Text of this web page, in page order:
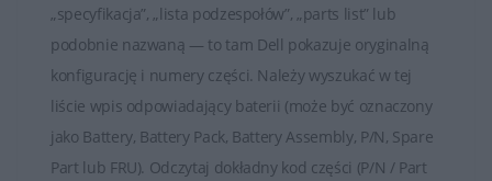
„specyfikacja”, „lista podzespołów”, „parts list” lub
podobnie nazwaną — to tam Dell pokazuje oryginalną
konfigurację i numery części. Należy wyszukać w tej
liście wpis odpowiadający baterii (może być oznaczony
jako Battery, Battery Pack, Battery Assembly, P/N, Spare
Part lub FRU). Odczytaj dokładny kod części (P/N / Part